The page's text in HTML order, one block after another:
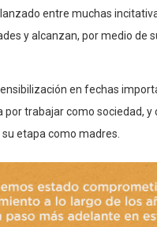
entre muchas
y alcanzan, por medio de
en fechas
por trabajar como sociedad,
etapa como madres.